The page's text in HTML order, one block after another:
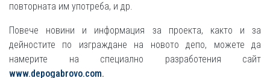
повторната им употреба, и др.
Повече новини и информация за проекта, както и за
дейностите по изграждане на новото депо, можете да
намерите на специално разработения сайт
www.depogabrovo.com.